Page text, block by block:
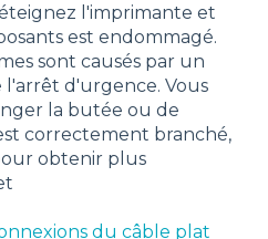
l'imprimante et
est endommagé.
sont causés par un
d'urgence. Vous
la butée ou de
correctement branché,
obtenir plus
du câble plat